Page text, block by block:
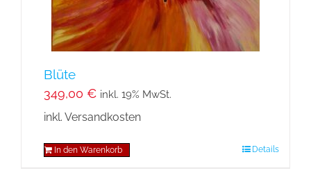
Blüte
349,00 € inkl. 19% MwSt.
inkl. Versandkosten
In den Warenkorb Details